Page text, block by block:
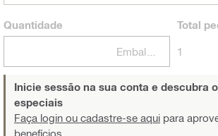
Quantidade Total
1
Inicie sessão na sua conta e descubra
especiais
Faça login ou cadastre-se aqui para
benefícios.